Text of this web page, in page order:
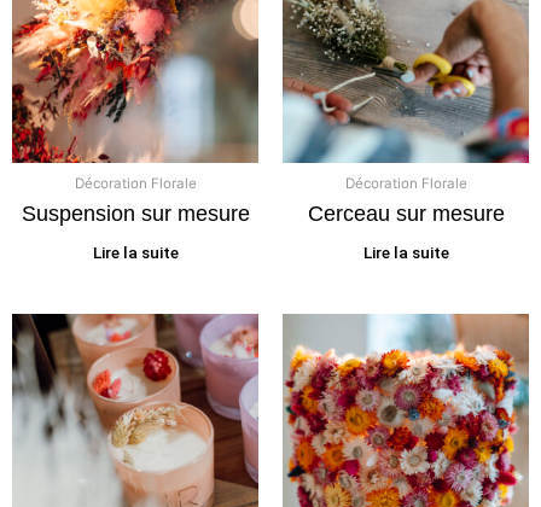
Décoration Florale
Suspension sur mesure
Lire la suite
Décoration Florale
Cerceau sur mesure
Lire la suite